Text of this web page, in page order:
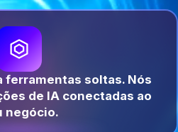
ferramentas soltas. Nós
de IA conectadas ao
negócio.